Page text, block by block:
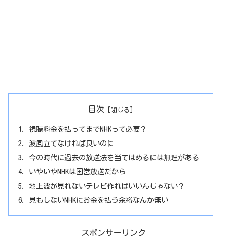
目次
視聴料金を払ってまでNHKって必要？
波風立てなければ良いのに
今の時代に過去の放送法を当てはめるには無理がある
いやいやNHKは国営放送だから
地上波が見れないテレビ作ればいいんじゃない？
見もしないNHKにお金を払う余裕なんか無い
スポンサーリンク